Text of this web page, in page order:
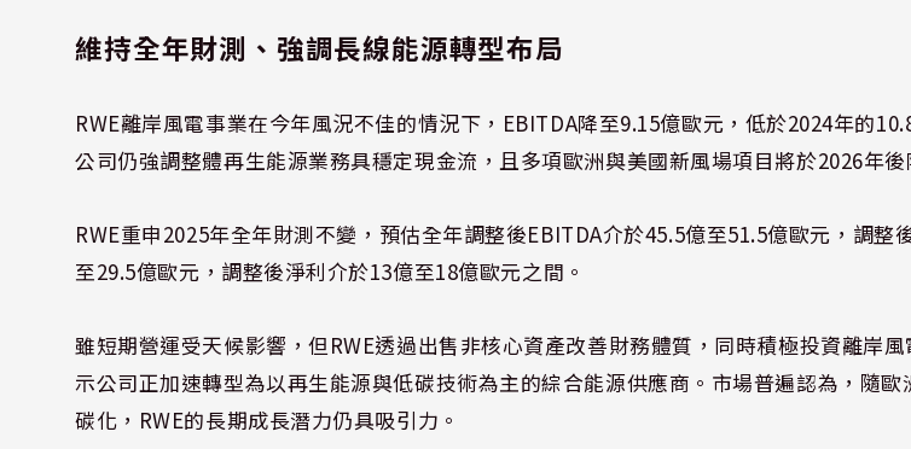
維持全年財測、強調長線能源轉型布局
RWE離岸風電事業在今年風況不佳的情況下，EBITDA降至9.15億歐元，低於2024年的
公司仍強調整體再生能源業務具穩定現金流，且多項歐洲與美國新風場項目將於2026年後
RWE重申2025年全年財測不變，預估全年調整後EBITDA介於45.5億至51.5億歐元，調整
至29.5億歐元，調整後淨利介於13億至18億歐元之間。
雖短期營運受天候影響，但RWE透過出售非核心資產改善財務體質，同時積極投資離岸
示公司正加速轉型為以再生能源與低碳技術為主的綜合能源供應商。市場普遍認為，隨歐
碳化，RWE的長期成長潛力仍具吸引力。